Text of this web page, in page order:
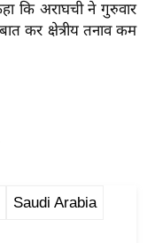
कि अराघची ने गुरुवार
कर क्षेत्रीय तनाव कम
Saudi Arabia